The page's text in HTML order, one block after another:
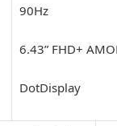
90Hz
6.43” FHD+
DotDisplay